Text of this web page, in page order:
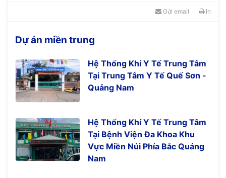
Gửi email In
Dự án miền trung
Hệ Thống Khí Y Tế Trung Tâm
Tại Trung Tâm Y Tế Quế Sơn -
Quảng Nam
Hệ Thống Khí Y Tế Trung Tâm
Tại Bệnh Viện Đa Khoa Khu
Vực Miền Núi Phía Bắc Quảng
Nam